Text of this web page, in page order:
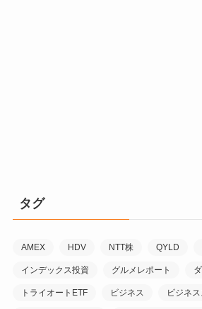
タグ
AMEX HDV NTT株 QYLD
インデックス投資 グルメレポート
トライオートETF ビジネス ビジネ